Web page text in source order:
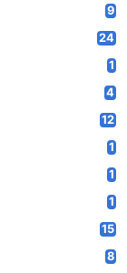
9
24
1
4
12
1
1
1
15
8